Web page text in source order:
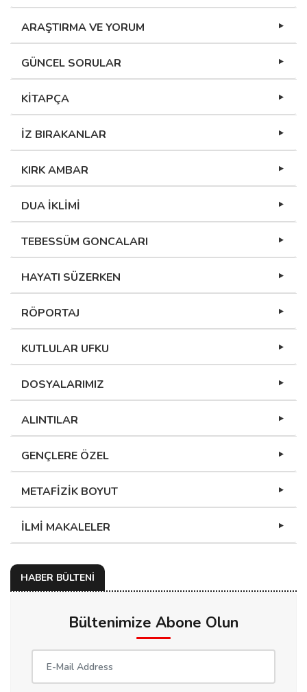
ARAŞTIRMA VE YORUM
GÜNCEL SORULAR
KİTAPÇA
İZ BIRAKANLAR
KIRK AMBAR
DUA İKLİMİ
TEBESSÜM GONCALARI
HAYATI SÜZERKEN
RÖPORTAJ
KUTLULAR UFKU
DOSYALARIMIZ
ALINTILAR
GENÇLERE ÖZEL
METAFİZİK BOYUT
İLMİ MAKALELER
HABER BÜLTENİ
Bültenimize Abone Olun